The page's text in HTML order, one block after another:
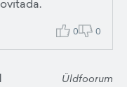
0 0
Üldfoorum